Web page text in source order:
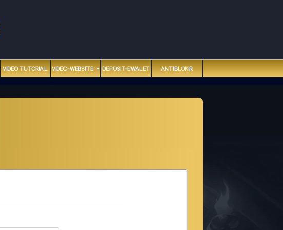
VIDEO TUTORIAL VIDEO-WEBSITE DEPOSIT-EWALET ANTIBLOKIR